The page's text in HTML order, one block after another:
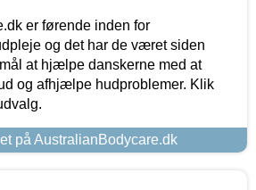
er førende inden for
og det har de været siden
at hjælpe danskerne med at
og afhjælpe hudproblemer. Klik
på AustralianBodycare.dk